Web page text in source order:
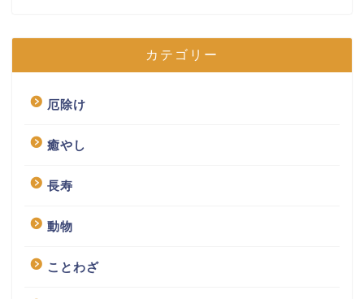
カテゴリー
厄除け
癒やし
長寿
動物
ことわざ